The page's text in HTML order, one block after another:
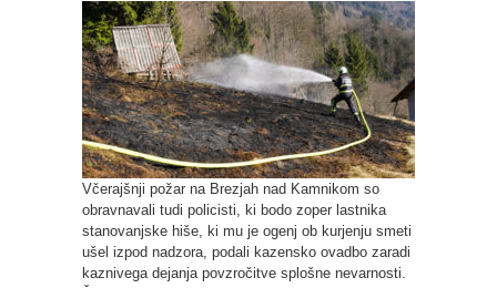
Včerajšnji požar na Brezjah nad Kamnikom so
obravnavali tudi policisti, ki bodo zoper lastnika
stanovanjske hiše, ki mu je ogenj ob kurjenju smeti
ušel izpod nadzora, podali kazensko ovadbo zaradi
kaznivega dejanja povzročitve splošne nevarnosti.